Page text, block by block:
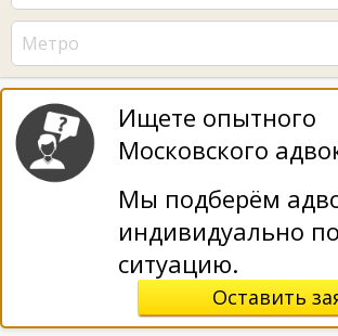
Метро
Ищете опытного
Московского
Мы подберём
индивидуально
ситуацию.
Оставить